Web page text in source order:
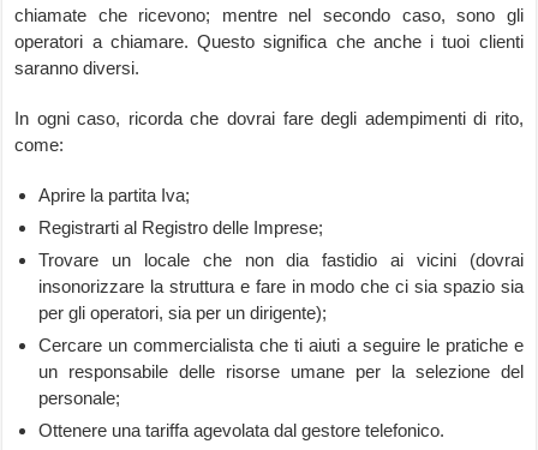
chiamate che ricevono; mentre nel secondo caso, sono gli
operatori a chiamare. Questo significa che anche i tuoi clienti
saranno diversi.
In ogni caso, ricorda che dovrai fare degli adempimenti di rito,
come:
Aprire la partita Iva;
Registrarti al Registro delle Imprese;
Trovare un locale che non dia fastidio ai vicini (dovrai
insonorizzare la struttura e fare in modo che ci sia spazio sia
per gli operatori, sia per un dirigente);
Cercare un commercialista che ti aiuti a seguire le pratiche e
un responsabile delle risorse umane per la selezione del
personale;
Ottenere una tariffa agevolata dal gestore telefonico.